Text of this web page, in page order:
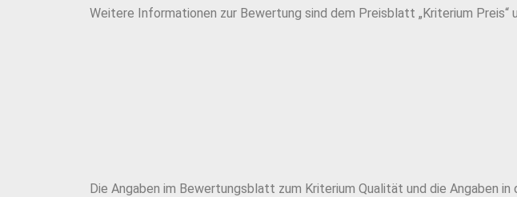
Weitere Informationen zur Bewertung sind dem Preisblatt „Kriterium
Die Angaben im Bewertungsblatt zum Kriterium Qualität und die Angaben